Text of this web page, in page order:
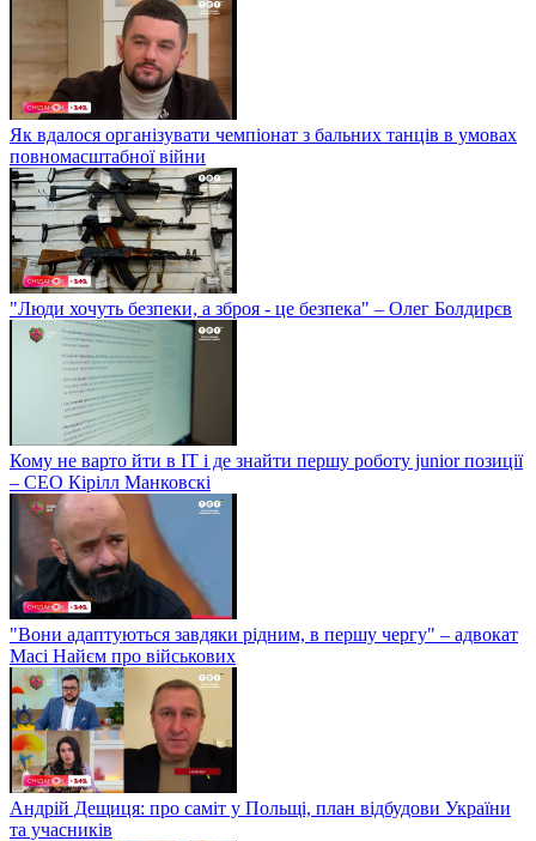
Як вдалося організувати чемпіонат з бальних танців в умовах
повномасштабної війни
"Люди хочуть безпеки, а зброя - це безпека" – Олег Болдирєв
Кому не варто йти в IT і де знайти першу роботу junior позиції
– СЕО Кірілл Манковскі
"Вони адаптуються завдяки рідним, в першу чергу" – адвокат
Масі Найєм про військових
Андрій Дещиця: про саміт у Польщі, план відбудови України
та учасників